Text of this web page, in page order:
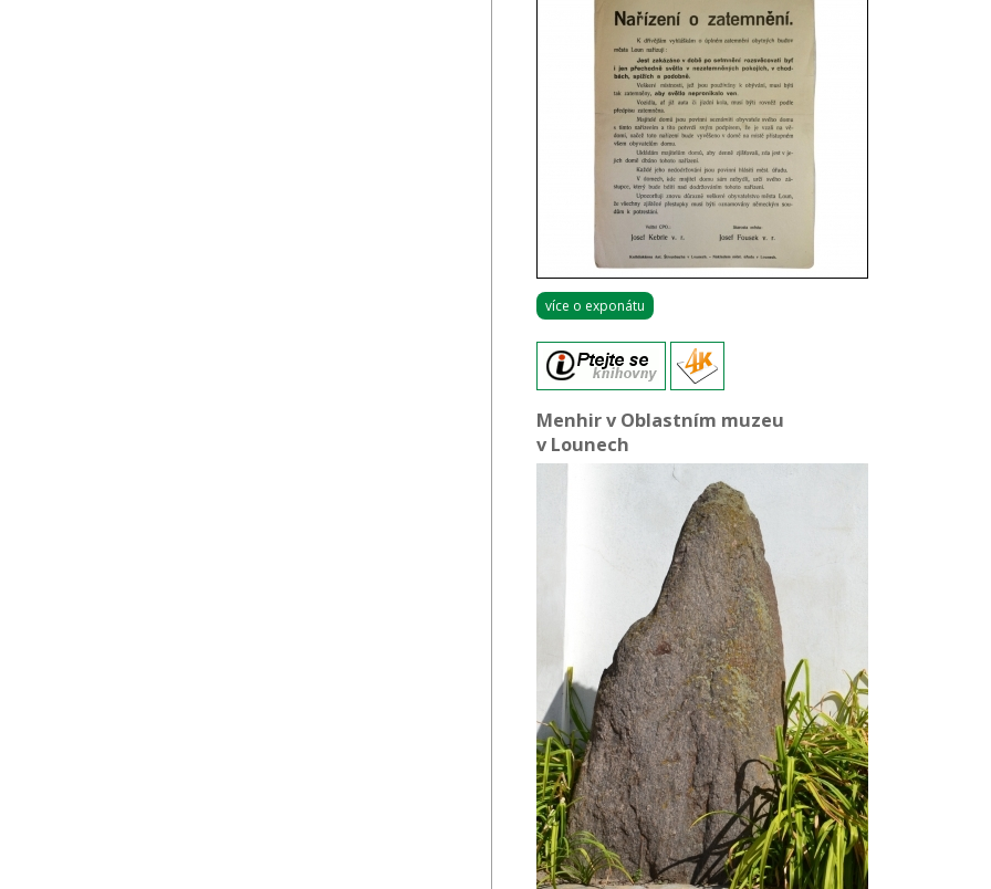
více o exponátu
Menhir v Oblastním muzeu
v Lounech